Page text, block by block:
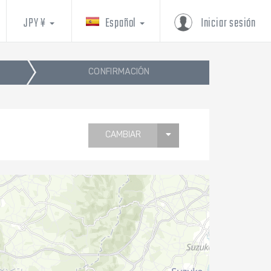
Iniciar sesión
Español
JPY ¥
CONFIRMACIÓN
CAMBIAR